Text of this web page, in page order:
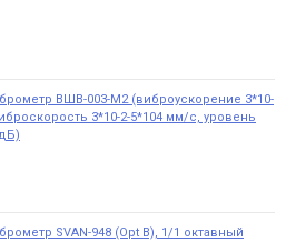
ВШВ-003-М2 (виброускорение 3*10-
3*10-2-5*104 мм/с, уровень
SVAN-948 (Opt B), 1/1 октавный